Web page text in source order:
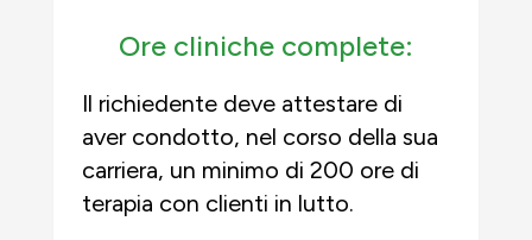
Ore cliniche complete:
Il richiedente deve attestare di
aver condotto, nel corso della sua
carriera, un minimo di 200 ore di
terapia con clienti in lutto.